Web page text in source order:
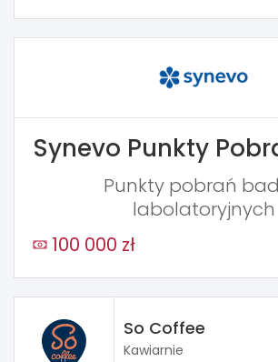
Synevo Punkty
Punkty pobrań
labolatoryjnych
100 000 zł
So Coffee
Kawiarnie